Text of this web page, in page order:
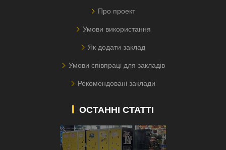
Про проект
Умови використання
Як додати заклад
Умови співпраці для закладів
Рекомендовані заклади
ОСТАННІ СТАТТІ